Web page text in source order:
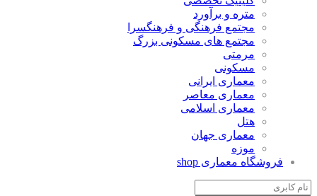
متره و برآورد
مجتمع فرهنگی و فرهنگسرا
مجتمع های مسکونی بزرگ
مرمتی
مسکونی
معماری ایرانی
معماری معاصر
معماری اسلامی
هتل
معماری جهان
موزه
فروشگاه معماری shop